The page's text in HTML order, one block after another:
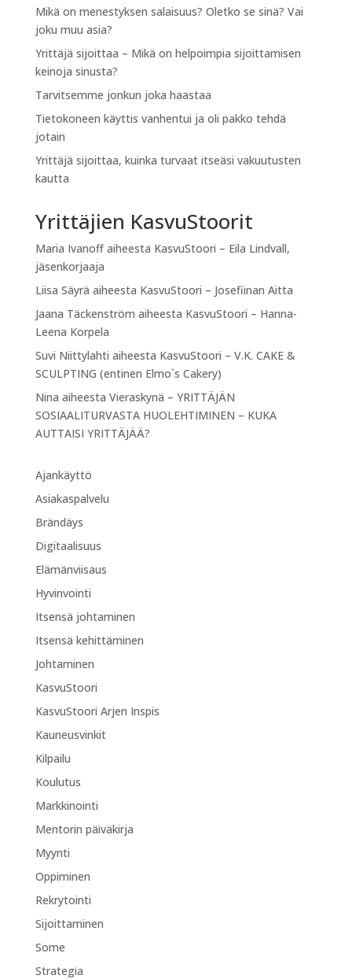
Mikä on menestyksen salaisuus? Oletko se sinä? Vai
joku muu asia?
Yrittäjä sijoittaa – Mikä on helpoimpia sijoittamisen
keinoja sinusta?
Tarvitsemme jonkun joka haastaa
Tietokoneen käyttis vanhentui ja oli pakko tehdä
jotain
Yrittäjä sijoittaa, kuinka turvaat itseäsi vakuutusten
kautta
Yrittäjien KasvuStoorit
Maria Ivanoffaiheesta KasvuStoori – Eila Lindvall,
jäsenkorjaaja
Liisa Säyrä aiheesta KasvuStoori – Josefiinan Aitta
Jaana Täckenström aiheesta KasvuStoori – Hanna-
Leena Korpela
Suvi Niittylahti aiheesta KasvuStoori – V.K. CAKE &
SCULPTING (entinen Elmo`s Cakery)
Nina aiheesta Vieraskynä – YRITTÄJÄN
SOSIAALITURVASTA HUOLEHTIMINEN – KUKA
AUTTAISI YRITTÄJÄÄ?
Ajankäyttö
Asiakaspalvelu
Brändäys
Digitaalisuus
Elämänviisaus
Hyvinvointi
Itsensä johtaminen
Itsensä kehittäminen
Johtaminen
KasvuStoori
KasvuStoori Arjen Inspis
Kauneusvinkit
Kilpailu
Koulutus
Markkinointi
Mentorin päiväkirja
Myynti
Oppiminen
Rekrytointi
Sijoittaminen
Some
Strategia